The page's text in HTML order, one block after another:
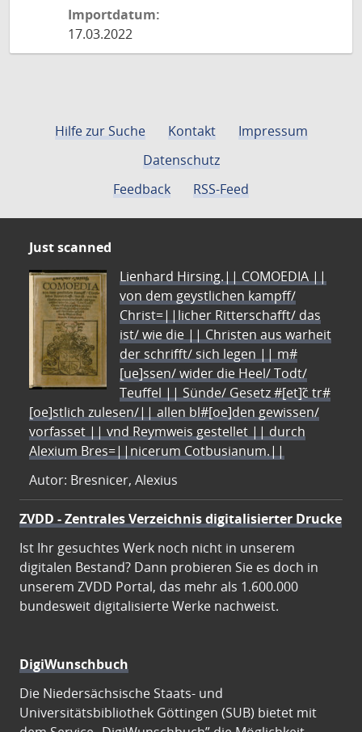
Importdatum:
17.03.2022
Hilfe zur Suche Kontakt
Impressum
Datenschutz
Feedback
RSS-Feed
Just scanned
Lienhard Hirsing.|| COMOEDIA ||
von dem geystlichen kampff/
Christ=||licher Ritterschafft/ das
ist/ wie die || Christen aus warheit
der schrifft/ sich legen || m#
[ue]ssen/ wider die Heel/ Todt/
Teuffel || Sünde/ Gesetz #[et]c̃ tr#
[oe]stlich zulesen/|| allen bl#[oe]den gewissen/
vorfasset || vnd Reymweis gestellet || durch
Alexium Bres=||nicerum Cotbusianum.||
Autor: Bresnicer, Alexius
ZVDD - Zentrales Verzeichnis digitalisierter Drucke
Ist Ihr gesuchtes Werk noch nicht in unserem
digitalen Bestand? Dann probieren Sie es doch in
unserem ZVDD Portal, das mehr als 1.600.000
bundesweit digitalisierte Werke nachweist.
DigiWunschbuch
Die Niedersächsische Staats- und
Universitätsbibliothek Göttingen (SUB) bietet mit